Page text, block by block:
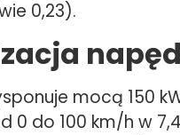
0,23).
mocą 150
0 do 100 km/h w